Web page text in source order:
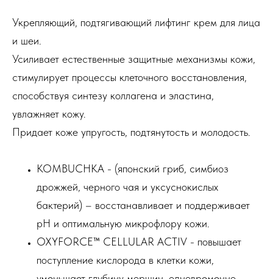
Укрепляющий, подтягивающий лифтинг крем для лица
и шеи.
Усиливает естественные защитные механизмы кожи,
стимулирует процессы клеточного восстановления,
способствуя синтезу коллагена и эластина,
увлажняет кожу.
Придает коже упругость, подтянутость и молодость.
KOMBUCHKA - (японский гриб, симбиоз
дрожжей, черного чая и уксуснокислых
бактерий) – восстанавливает и поддерживает
рН и оптимальную микрофлору кожи.
OXYFORCE™ CELLULAR ACTIV - повышает
поступление кислорода в клетки кожи,